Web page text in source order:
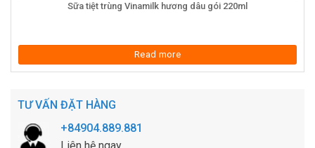
Sữa tiệt trùng Vinamilk hương dâu gói 220ml
Read more
TƯ VẤN ĐẶT HÀNG
+84904.889.881